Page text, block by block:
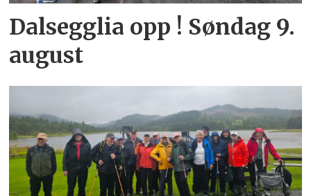
Dalsegglia opp ! Søndag 9.
august